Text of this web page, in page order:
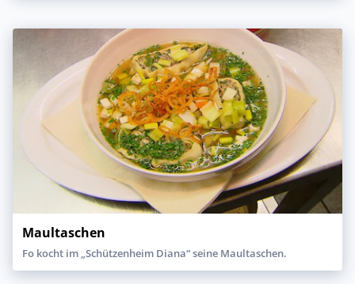
Maultaschen
Fo kocht im „Schützenheim Diana“ seine Maultaschen.